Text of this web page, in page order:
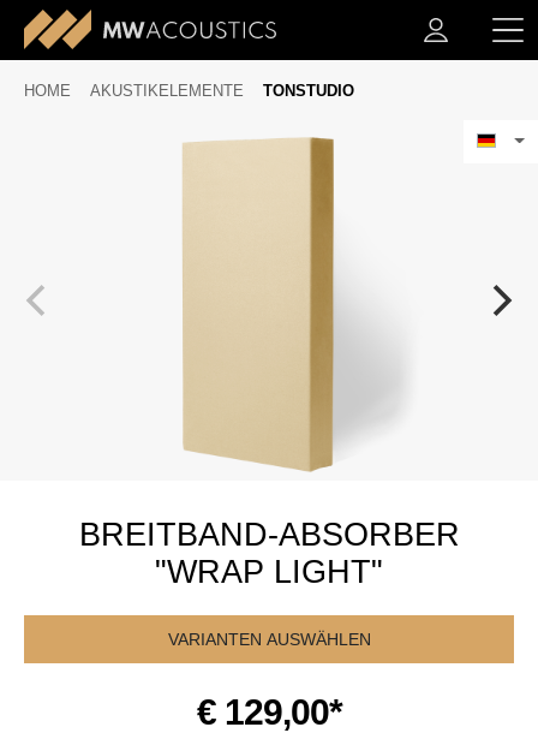
HOME AKUSTIKELEMENTE TONSTUDIO
BREITBAND-ABSORBER
"WRAP LIGHT"
VARIANTEN AUSWÄHLEN
€ 129,00*